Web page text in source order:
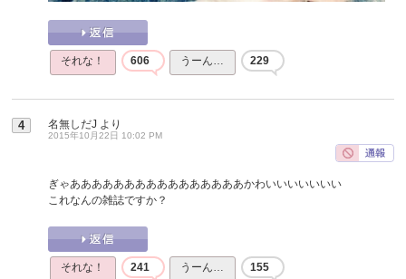
それな！ 606 うーん… 229
4 名無しだJ より
2015年10月22日 10:02 PM
ぎゃああああああああああああああああかわいいいいいいい
これなんの雑誌ですか？
それな！ 241 うーん… 155